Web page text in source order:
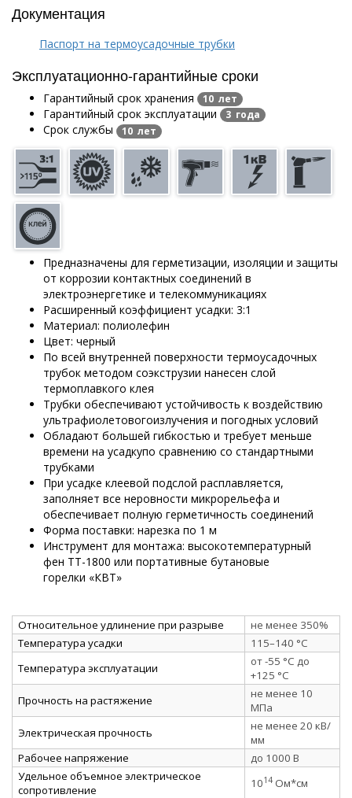
Документация
Паспорт на термоусадочные трубки
Эксплуатационно-гарантийные сроки
Гарантийный срок хранения 10 лет
Гарантийный срок эксплуатации 3 года
Срок службы 10 лет
Предназначены для герметизации, изоляции и защиты
от коррозии контактных соединений в
электроэнергетике и телекоммуникациях
Расширенный коэффициент усадки: 3:1
Материал: полиолефин
Цвет: черный
По всей внутренней поверхности термоусадочных
трубок методом соэкструзии нанесен слой
термоплавкого клея
Трубки обеспечивают устойчивость к воздействию
ультрафиолетовогоизлучения и погодных условий
Обладают большей гибкостью и требует меньше
времени на усадкупо сравнению со стандартными
трубками
При усадке клеевой подслой расплавляется,
заполняет все неровности микрорельефа и
обеспечивает полную герметичность соединений
Форма поставки: нарезка по 1 м
Инструмент для монтажа: высокотемпературный
фен ТТ-1800 или портативные бутановые
горелки «КВТ»
Относительное удлинение при разрыве
не менее 350%
Температура усадки
115–140 °C
Температура эксплуатации
от -55 °C до
+125 °C
Прочность на растяжение
не менее 10
МПа
Электрическая прочность
не менее 20 кВ/
мм
Рабочее напряжение
до 1000 В
Удельное объемное электрическое
сопротивление
1014 Ом*см